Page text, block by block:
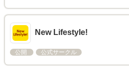
New Lifestyle!
公開 公式サークル